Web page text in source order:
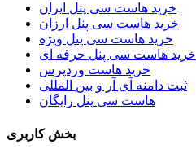
خرید هاست سی پنل ایران
خرید هاست سی پنل ارزان
خرید هاست سی پنل ویژه
خرید هاست سی پنل حرفه ای
خرید هاست وردپرس
ثبت دامنه آی آر و بین المللی
هاست سی پنل رایگان
بخش کاربری